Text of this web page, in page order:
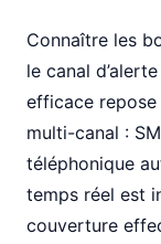
Connaître les
le canal
efficace repose
multi-canal :
téléphonique
temps réel est
couverture